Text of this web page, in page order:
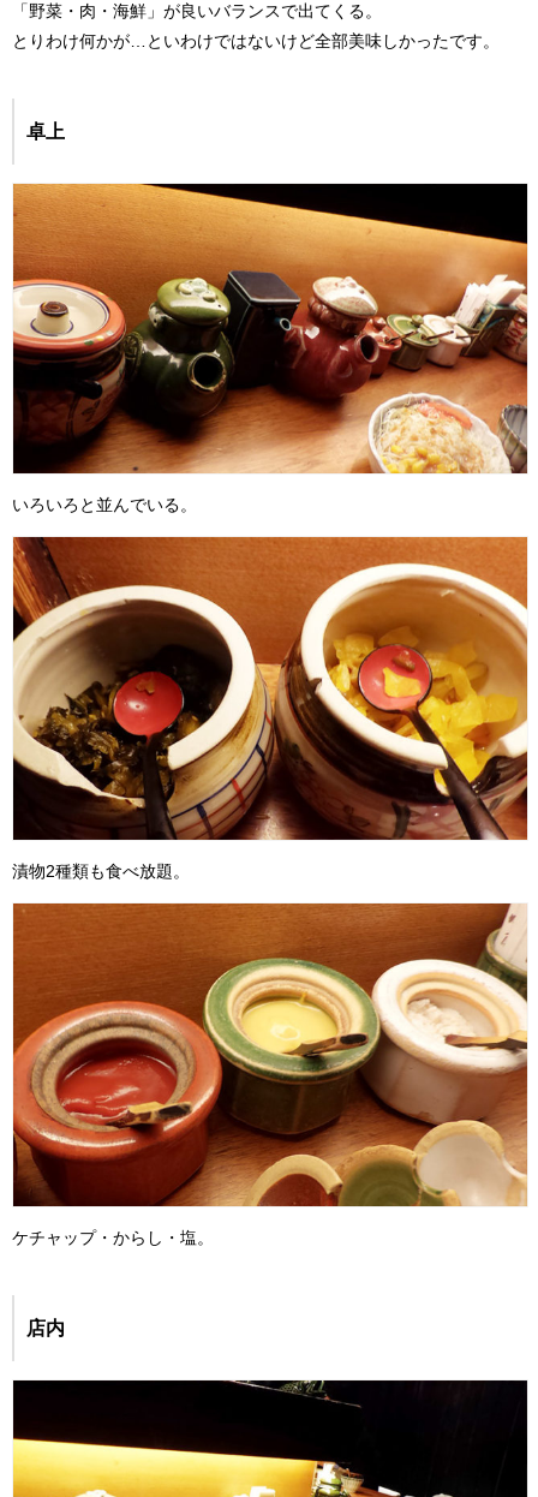
「野菜・肉・海鮮」が良いバランスで出てくる。
とりわけ何かが…といわけではないけど全部美味しかったです。
卓上
いろいろと並んでいる。
漬物2種類も食べ放題。
ケチャップ・からし・塩。
店内